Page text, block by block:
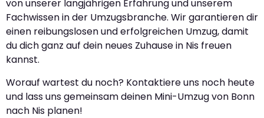
von unserer langjährigen Erfahrung und unserem
Fachwissen in der Umzugsbranche. Wir garantieren dir
einen reibungslosen und erfolgreichen Umzug, damit
du dich ganz auf dein neues Zuhause in Nis freuen
kannst.
Worauf wartest du noch? Kontaktiere uns noch heute
und lass uns gemeinsam deinen Mini-Umzug von Bonn
nach Nis planen!